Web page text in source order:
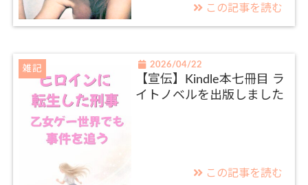
この記事を読む
雑記 2026/04/22
【宣伝】Kindle本七冊目 ラ
イトノベルを出版しました
この記事を読む